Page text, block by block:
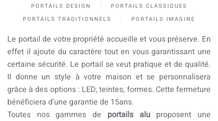
PORTAILS DESIGN
PORTAILS CLASSIQUES
PORTAILS TRADITIONNELS
PORTAILS IMAGINE
Le portail de votre propriété accueille et vous préserve. En
effet il ajoute du caractère tout en vous garantissant une
certaine sécurité. Le portail se veut pratique et de qualité.
Il donne un style à votre maison et se personnalisera
grâce à des options : LED, teintes, formes. Cette fermeture
bénéficiera d’une garantie de 15ans.
Toutes nos gammes de portails aluproposent une